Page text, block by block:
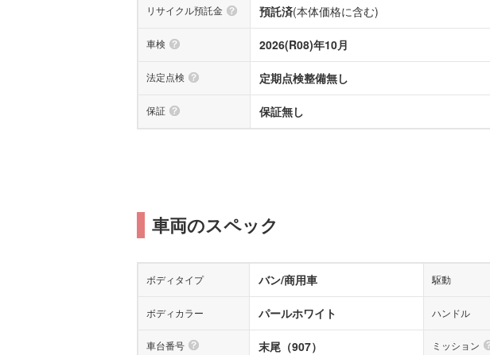
リサイクル預託金 預託済(本体価格に含む)
車検 2026(R08)年10月
法定点検 定期点検整備無し
保証 保証無し
車両のスペック
ボディタイプ バン/商用車 駆動
ボディカラー パールホワイト ハンドル
車台番号 末尾（907） ミッション